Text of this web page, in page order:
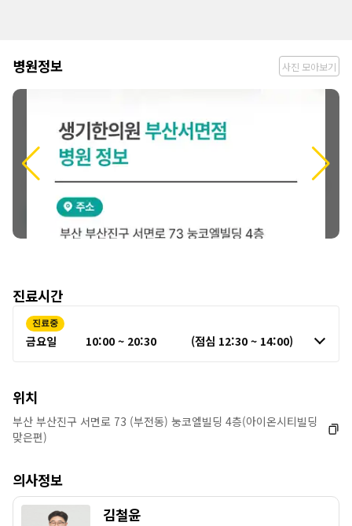
병
원
병원정보 사진 모아보기
진료시간
진료중
금요일 10:00 ~ 20:30 (점심 12:30 ~ 14:00)
위치
부산 부산진구 서면로 73 (부전동) 눙코엘빌딩 4층(아이온시티빌딩
맞은편)
의사정보
김철윤